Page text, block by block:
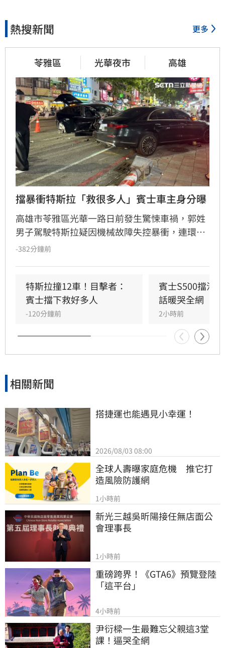
熱搜新聞 更多
苓雅區 光華夜市 高雄
擋暴衝特斯拉「救很多人」賓士車主身分曝
高雄市苓雅區光華一路日前發生驚悚車禍，郭姓
男子駕駛特斯拉疑因機械故障失控暴衝，連環撞
擊12輛汽機車及單車，所幸僅造成3人輕傷。肇
光，竟是擁有1.4萬粉絲的網紅「超級土豆粉」，
同時也是嘉義知名甜甜圈店老闆。
-382分鐘前
特斯拉撞12車！目擊者：
賓士擋下救好多人
-120分鐘前
賓士S500擋浩
話暖哭全網
2小時前
相關新聞
搭捷運也能遇見小幸運！
2026/08/03 08:00
全球人壽曝家庭危機　推它打
造風險防護網
1小時前
新光三越吳昕陽接任無店面公
會理事長
1小時前
重磅跨界！《GTA6》預覽登陸
「這平台」
4小時前
尹衍樑一生最難忘父親這3堂
課！逼哭全網